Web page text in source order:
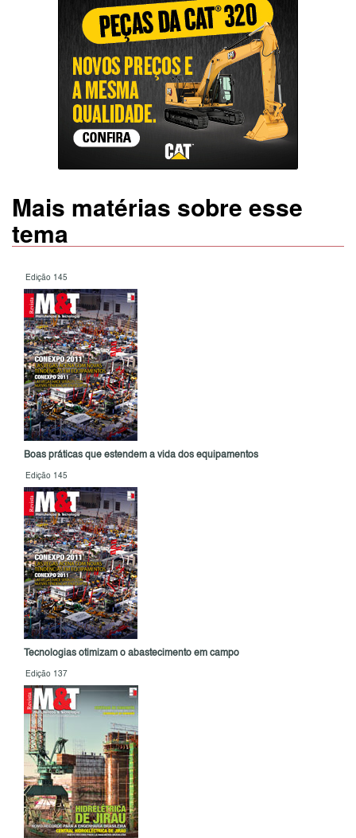
Mais matérias sobre esse
tema
Edição 145
Boas práticas que estendem a vida dos equipamentos
Edição 145
Tecnologias otimizam o abastecimento em campo
Edição 137